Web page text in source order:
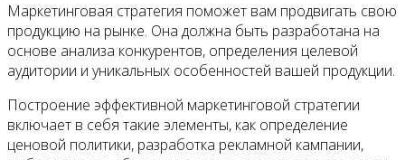
Маркетинговая стратегия поможет вам продвигать свою
продукцию на рынке. Она должна быть разработана на
основе анализа конкурентов, определения целевой
аудитории и уникальных особенностей вашей продукции.
Построение эффективной маркетинговой стратегии
включает в себя такие элементы, как определение
ценовой политики, разработка рекламной кампании,